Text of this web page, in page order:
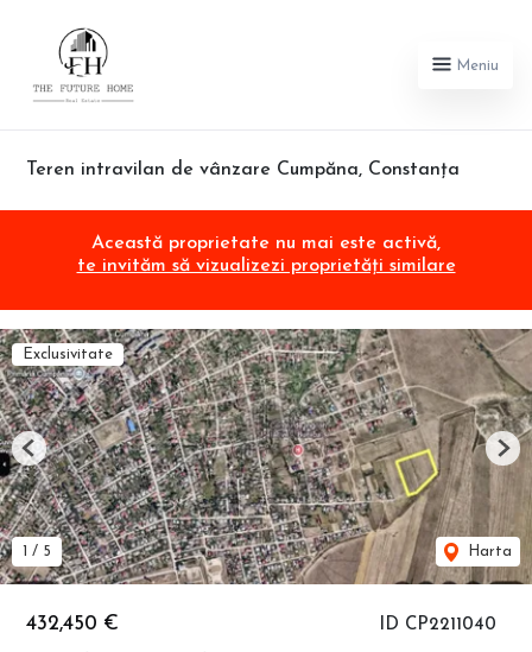
Meniu
Teren intravilan de vânzare Cumpăna, Constanța
Această proprietate nu mai este activă,
te invităm să vizualizezi proprietăți similare
ID CP2211040
432,450 €
Exclusivitate
/ 5 Harta
Previous